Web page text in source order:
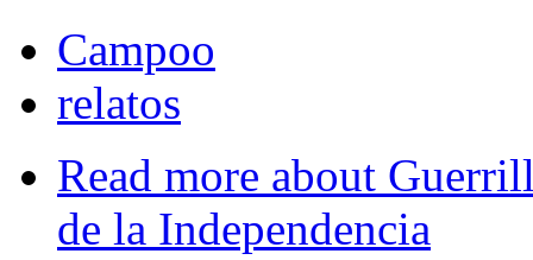
Campoo
relatos
Read more about
de la Independencia